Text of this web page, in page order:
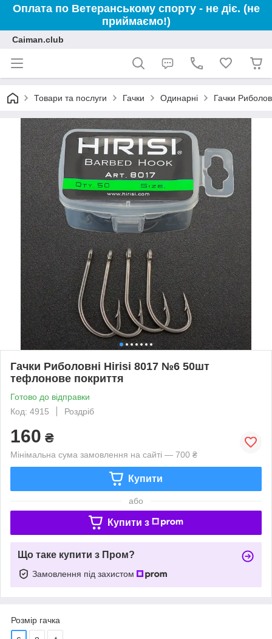
Оплата по Ветеранському спорту - не діє. (не
приймаємо!)
Caiman.club
Товари та послуги Гачки Одинарні Гачки
Гачки Риболовні Hirisi 8017 №6 50шт
тефлонове покриття
Готово до відправки
Код: 4915
Роздріб
160 ₴
Мінімальна сума замовлення на сайті — 700 ₴
Купити
або
Купити з
Що таке купити з Пром?
Замовлення під захистом
Розмір гачка